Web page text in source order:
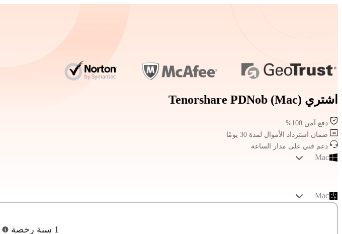
اشتري Tenorshare PDNob (Mac)
دفع آمن 100%
ضمان استرداد الأموال لمدة 30 يومًا
دعم فني على مدار الساعة
Mac
Mac
1 سنة رخصة